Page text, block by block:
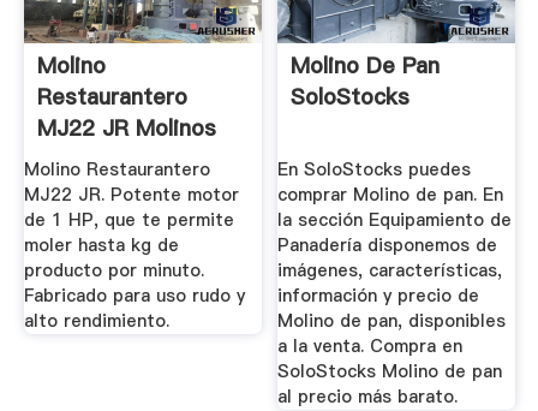
Molino
Restaurantero
MJ22 JR Molinos
De Carne Cooking
...
Molino Restaurantero
MJ22 JR. Potente motor
de 1 HP, que te permite
moler hasta kg de
producto por minuto.
Fabricado para uso rudo y
alto rendimiento.
Molino De Pan
SoloStocks
En SoloStocks puedes
comprar Molino de pan. En
la sección Equipamiento de
Panadería disponemos de
imágenes, características,
información y precio de
Molino de pan, disponibles
a la venta. Compra en
SoloStocks Molino de pan
al precio más barato.